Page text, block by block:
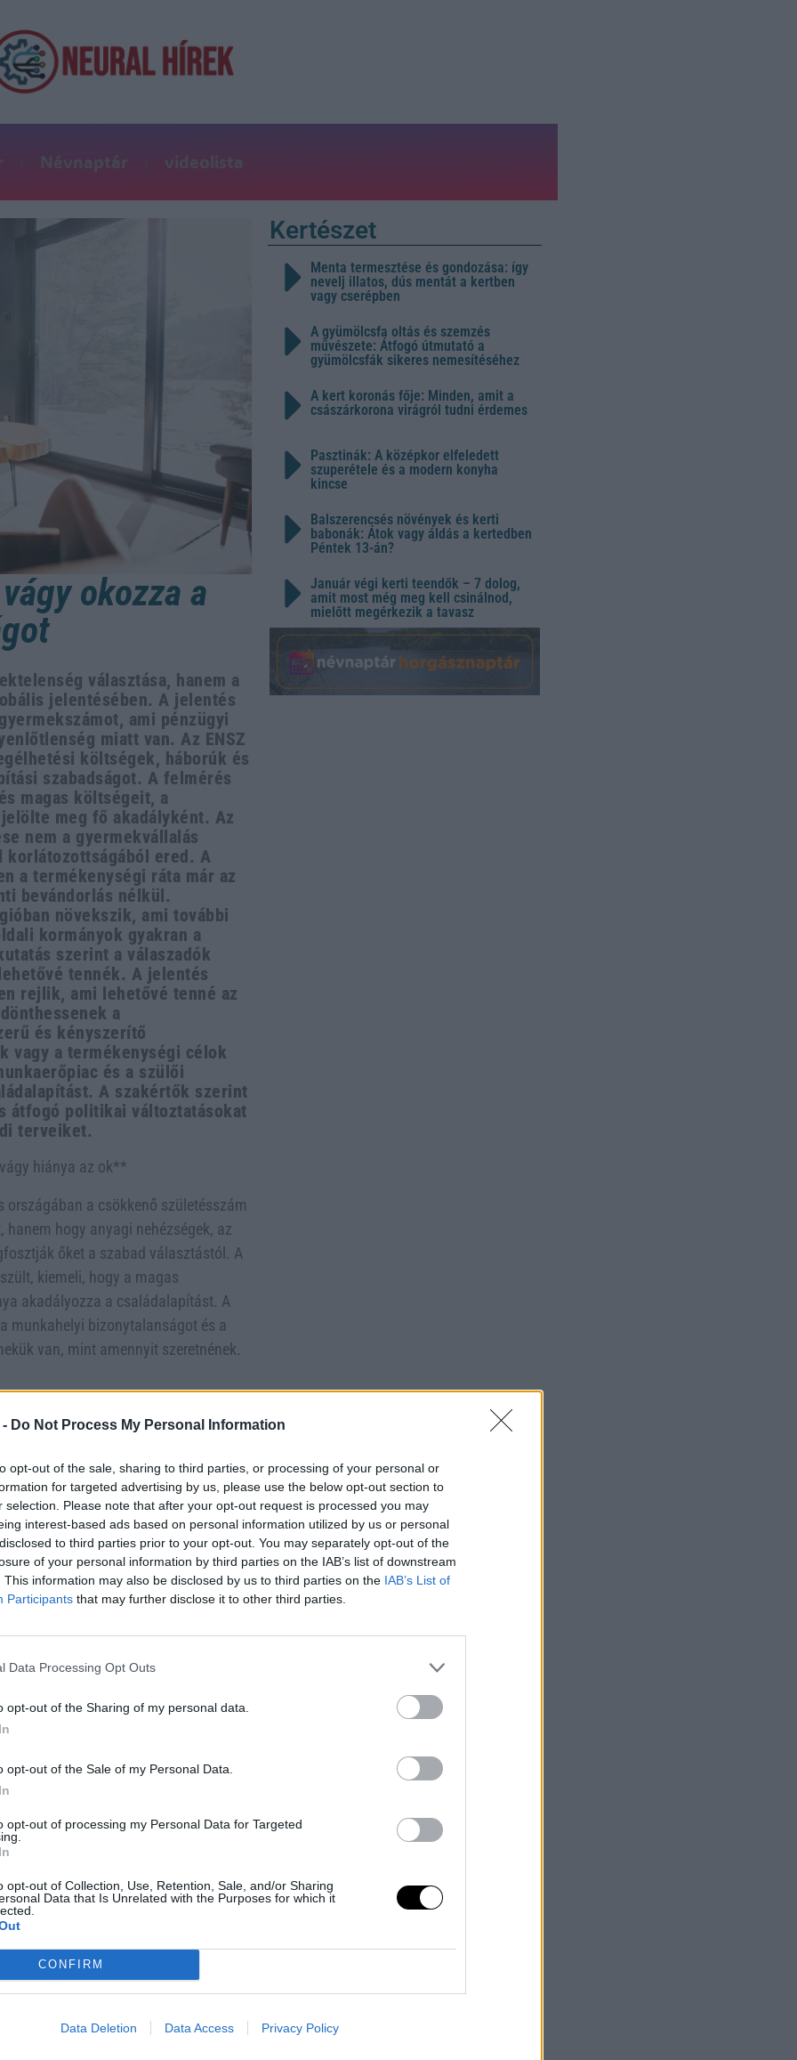
Do Not Process My Personal Information
opt-out of the sale, sharing to third parties, or processing of your personal or
for targeted advertising by us, please use the below opt-out section to
selection. Please note that after your opt-out request is processed you may
interest-based ads based on personal information utilized by us or personal
to third parties prior to your opt-out. You may separately opt-out of the
of your personal information by third parties on the IAB’s list of downstream
This information may also be disclosed by us to third parties on the IAB’s List of
Participants that may further disclose it to other third parties.
Data Processing Opt Outs
opt-out of the Sharing of my personal data.
opt-out of the Sale of my Personal Data.
opt-out of processing my Personal Data for Targeted
opt-out of Collection, Use, Retention, Sale, and/or Sharing
Data that Is Unrelated with the Purposes for which it
CONFIRM
Data Deletion Data Access Privacy Policy
Névnaptár videolista
okozza a
választása, hanem a
jelentésében. A jelentés
ami pénzügyi
miatt van. Az ENSZ
költségek, háborúk és
szabadságot. A felmérés
magas költségeit, a
meg fő akadályként. Az
nem a gyermekvállalás
korlátozottságából ered. A
a termékenységi ráta már az
bevándorlás nélkül.
növekszik, ami további
kormányok gyakran a
szerint a válaszadók
tennék. A jelentés
rejlik, ami lehetővé tenné az
a
és kényszerítő
vagy a termékenységi célok
és a szülői
A szakértők szerint
átfogó politikai változtatásokat
terveiket.
hiánya az ok**
országában a csökkenő születésszám
hogy anyagi nehézségek, az
őket a szabad választástól. A
kiemeli, hogy a magas
akadályozza a családalapítást. A
munkahelyi bizonytalanságot és a
van, mint amennyit szeretnének.
már alacsonyabb 2,1 gyermeknél
élettartam világszerte növekszik. A
gyakran a szülői szerep
rámutat, hogy a válság nem a
jogok korlátozottságából adódik. A
munkahelyi bizonytalanságot, 19%-a
fő akadályt. Emellett a nők 13%-a és
problémaként.
egyszerű intézkedések, például a
és emberjogi kockázatot hordoznak.
lehetővé teszik a szabad
szülői szabadság és
A jelentés szerint Svédország
alacsony a születésszám, ami azt
A demográfusok szerint a migráció is
A fenntartható
javításában rejlik.
infertility-un-report-says-why-birth-
Kertészet
Menta termesztése és gondozása: így
nevelj illatos, dús mentát a kertben
vagy cserépben
A gyümölcsfa oltás és szemzés
művészete: Átfogó útmutató a
gyümölcsfák sikeres nemesítéséhez
A kert koronás fője: Minden, amit a
császárkorona virágról tudni érdemes
Pasztinák: A középkor elfeledett
szuperétele és a modern konyha
kincse
Balszerencsés növények és kerti
babonák: Átok vagy áldás a kertedben
Péntek 13-án?
Január végi kerti teendők – 7 dolog,
amit most még meg kell csinálnod,
mielőtt megérkezik a tavasz